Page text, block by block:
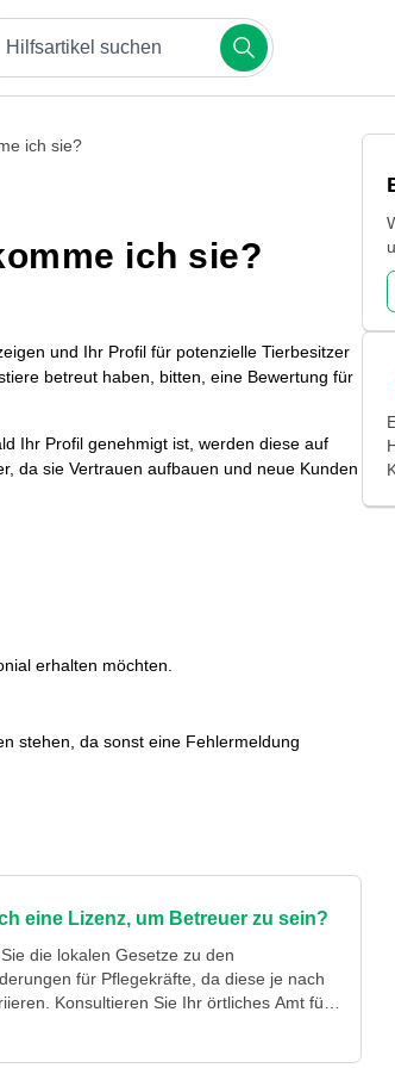
Begriffe wie Buchungen, Zahlungen oder
ich sie?
ich sie?
und Ihr Profil für potenzielle Tierbesitzer
betreut haben, bitten, eine Bewertung für
Ihr Profil genehmigt ist, werden diese auf
da sie Vertrauen aufbauen und neue Kunden
erhalten möchten.
stehen, da sonst eine Fehlermeldung
eine Lizenz, um Betreuer zu sein?
die lokalen Gesetze zu den
für Pflegekräfte, da diese je nach
Konsultieren Sie Ihr örtliches Amt für